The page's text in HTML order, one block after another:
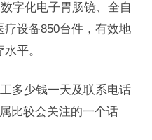
字化电子胃肠镜、全自
设备850台件，有效地
平。
少钱一天及联系电话
比较会关注的一个话